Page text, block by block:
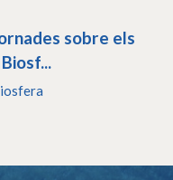
sobre els